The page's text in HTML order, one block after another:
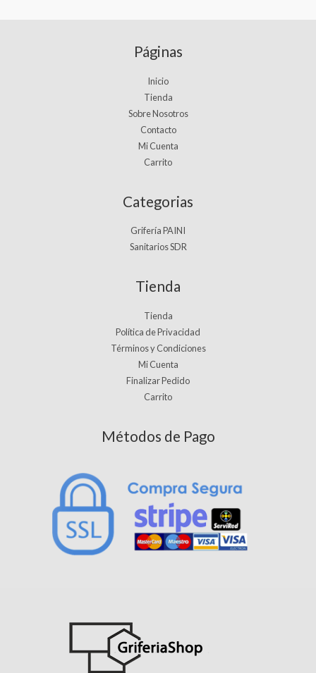
Páginas
Inicio
Tienda
Sobre Nosotros
Contacto
Mi Cuenta
Carrito
Categorias
Grifería PAINI
Sanitarios SDR
Tienda
Tienda
Política de Privacidad
Términos y Condiciones
Mi Cuenta
Finalizar Pedido
Carrito
Métodos de Pago